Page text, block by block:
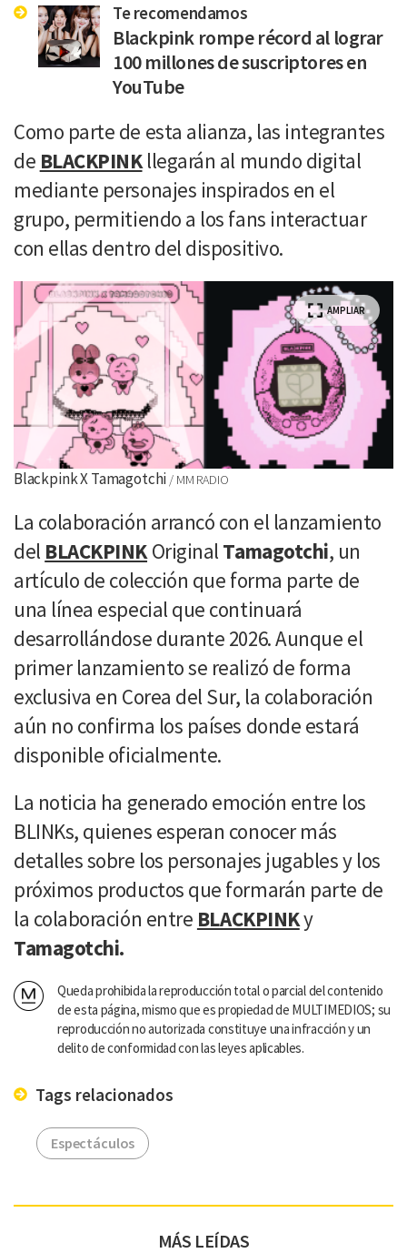
Te recomendamos
Blackpink rompe récord al lograr
100 millones de suscriptores en
YouTube
Como parte de esta alianza, las integrantes
de BLACKPINKllegarán al mundo digital
mediante personajes inspirados en el
grupo, permitiendo a los fans interactuar
con ellas dentro del dispositivo.
AMPLIAR
Blackpink X Tamagotchi MM RADIO
La colaboración arrancó con el lanzamiento
del BLACKPINKOriginal Tamagotchi, un
artículo de colección que forma parte de
una línea especial que continuará
desarrollándose durante 2026. Aunque el
primer lanzamiento se realizó de forma
exclusiva en Corea del Sur, la colaboración
aún no confirma los países donde estará
disponible oficialmente.
La noticia ha generado emoción entre los
BLINKs, quienes esperan conocer más
detalles sobre los personajes jugables y los
próximos productos que formarán parte de
la colaboración entre BLACKPINKy
Tamagotchi.
Queda prohibida la reproducción total o parcial del contenido
de esta página, mismo que es propiedad de MULTIMEDIOS; su
reproducción no autorizada constituye una infracción y un
delito de conformidad con las leyes aplicables.
Tags relacionados
Espectáculos
MÁS LEÍDAS